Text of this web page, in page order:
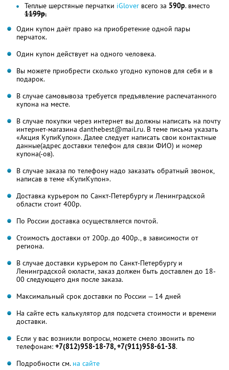
Теплые шерстяные перчатки iGlover всего за 590р. вместо
1199р.
Один купон даёт право на приобретение одной пары
перчаток.
Один купон действует на одного человека.
Вы можете приобрести сколько угодно купонов для себя и в
подарок.
В случае самовывоза требуется предъявление распечатанного
купона на месте.
В случае покупки через интернет вы должны написать на почту
интернет-магазина danthebest@mail.ru. В теме письма указать
«Акция КупиКупон». Далее следует написать свои контактные
данные(адрес доставки телефон для связи ФИО) и номер
купона(-ов).
В случае заказа по телефону надо заказать обратный звонок,
написав в теме «КупиКупон».
Доставка курьером по Санкт-Петербургу и Ленинградской
области стоит 400р.
По России доставка осуществляется почтой.
Стоимость доставки от 200р. до 400р., в зависимости от
региона.
В случае доставки курьером по Санкт-Петербургу и
Ленинградской оюласти, заказ должен быть доставлен до 18-
00 следующего дня после заказа.
Максимальный срок доставки по России — 14 дней
На сайте есть калькулятор для подсчета стоимости и времени
доставки.
Если у вас возникли вопросы, можете смело звонить по
телефонам: +7(812)958-18-78, +7(911)958-61-38.
Подробности см. на сайте